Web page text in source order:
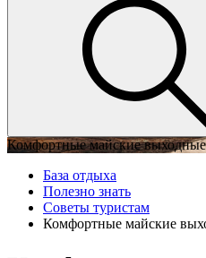
Комфортные майские
База отдыха
Полезно знать
Советы туристам
Комфортные майские